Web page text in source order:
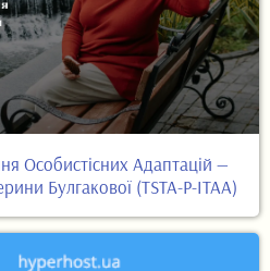
Особистісних Адаптацій —
Булгакової (TSTA-P-ITAA)